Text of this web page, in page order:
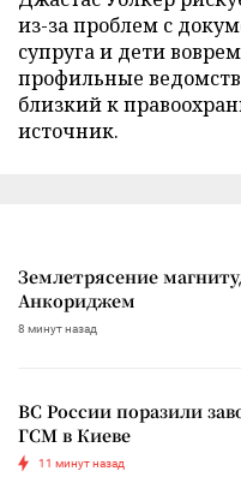
из-за проблем с
супруга и дети
профильные
близкий к
источник.
Землетрясение
Анкориджем
8 минут назад
ВС России поразили
ГСМ в Киеве
11 минут назад